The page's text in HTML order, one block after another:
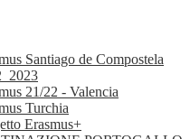
Santiago de Compostela
21/22 - Valencia
Turchia
Erasmus+